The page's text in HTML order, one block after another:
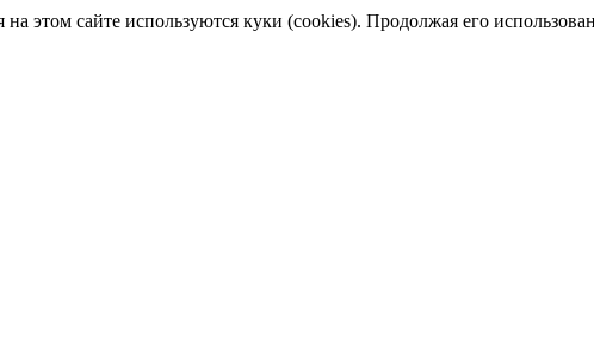
этом сайте используются куки (cookies). Продолжая его